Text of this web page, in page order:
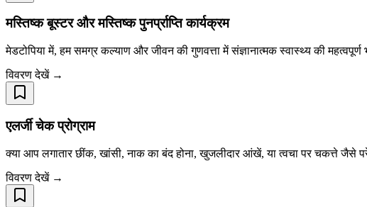
मस्तिष्क बूस्टर और मस्तिष्क पुनर्प्राप्ति कार्यक्रम
मेडटोपिया में, हम समग्र कल्याण और जीवन की गुणवत्ता में संज्ञानात्मक स्वास्थ्य की
विवरण देखें →
एलर्जी चेक प्रोग्राम
क्या आप लगातार छींक, खांसी, नाक का बंद होना, खुजलीदार आंखें, या त्वचा पर चकत्ते जैसे
विवरण देखें →